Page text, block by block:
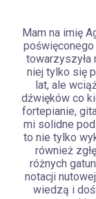
Mam na imię
towarzyszyła
niej tylko się
lat, ale
dźwięków co
fortepianie,
mi solidne
to nie tylko
również
różnych
notacji
wiedzą i